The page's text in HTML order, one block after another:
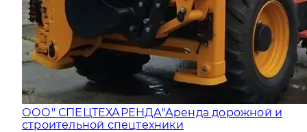
ООО" СПЕЦТЕХАРЕНДА"Аренда дорожной и